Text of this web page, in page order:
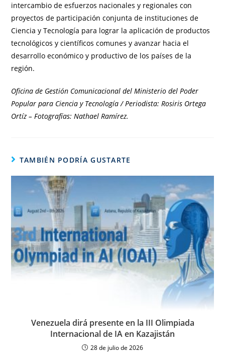
intercambio de esfuerzos nacionales y regionales con
proyectos de participación conjunta de instituciones de
Ciencia y Tecnología para lograr la aplicación de productos
tecnológicos y científicos comunes y avanzar hacia el
desarrollo económico y productivo de los países de la
región.
Oficina de Gestión Comunicacional del Ministerio del Poder
Popular para Ciencia y Tecnología / Periodista: Rosiris Ortega
Ortíz – Fotografías: Nathael Ramírez.
TAMBIÉN PODRÍA GUSTARTE
Venezuela dirá presente en la III Olimpiada
Internacional de IA en Kazajistán
28 de julio de 2026